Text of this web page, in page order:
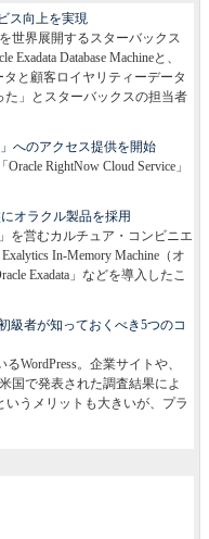
ス向上を実現
世界展開するスターバックス
Database Machineと、
タと顧客ロイヤリティーデータ
」とスターバックスの担当者
へのアクセス提供を開始
RightNow Cloud Service」
オラクル製品を採用
を営むカルチュア・コンビニエ
In-Memory Machine（オ
Exadata」などを導入したこ
級者が知っておくべき5つのコ
WordPress。企業サイトや、
国で発表された調査結果によ
いうメリットも大きいが、プラ